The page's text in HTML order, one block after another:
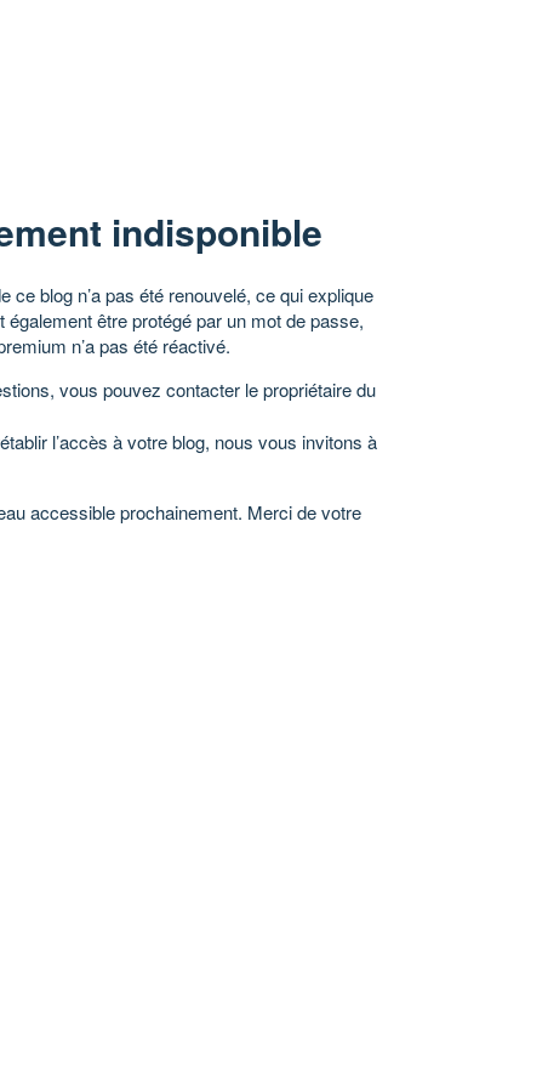
indisponible
ce blog n’a pas été renouvelé, ce qui explique
être protégé par un mot de passe,
n’a pas été réactivé.
vous pouvez contacter le propriétaire du
l’accès à votre blog, nous vous invitons à
accessible prochainement. Merci de votre